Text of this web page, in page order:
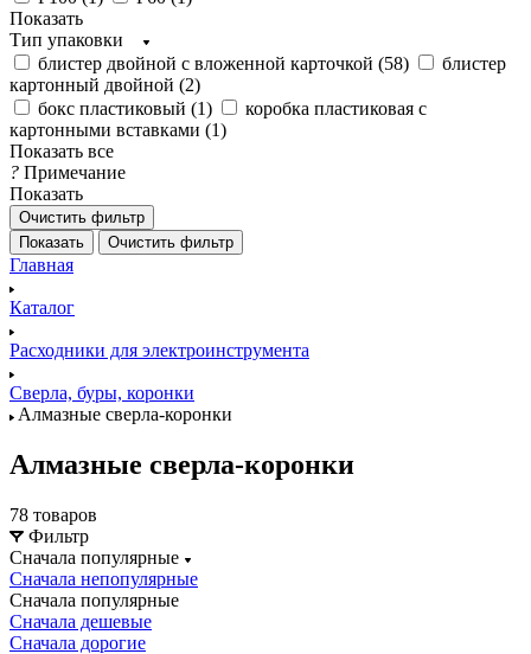
Показать
Тип упаковки
блистер двойной с вложенной карточкой (58)
блистер
картонный двойной (2)
бокс пластиковый (1)
коробка пластиковая с
картонными вставками (1)
Показать все
? Примечание
Показать
Очистить фильтр
Показать
Очистить фильтр
Главная
Каталог
Расходники для электроинструмента
Сверла, буры, коронки
Алмазные сверла-коронки
Алмазные сверла-коронки
78 товаров
Фильтр
Сначала популярные
Сначала непопулярные
Сначала популярные
Сначала дешевые
Сначала дорогие